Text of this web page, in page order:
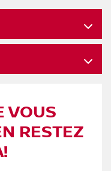
VOUS
RESTEZ